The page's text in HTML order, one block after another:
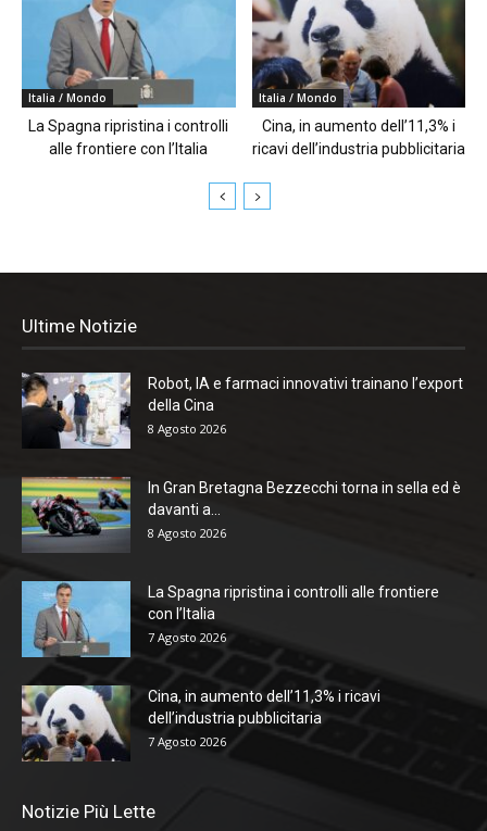
Italia / Mondo
La Spagna ripristina i controlli
alle frontiere con l’Italia
Italia / Mondo
Cina, in aumento dell’11,3% i
ricavi dell’industria pubblicitaria
Ultime Notizie
Robot, IA e farmaci innovativi trainano l’export
della Cina
8 Agosto 2026
In Gran Bretagna Bezzecchi torna in sella ed è
davanti a...
8 Agosto 2026
La Spagna ripristina i controlli alle frontiere
con l’Italia
7 Agosto 2026
Cina, in aumento dell’11,3% i ricavi
dell’industria pubblicitaria
7 Agosto 2026
Notizie Più Lette